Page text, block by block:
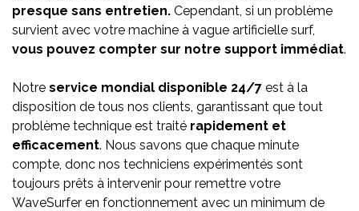
presque sans entretien. Cependant, si un problème
survient avec votre machine à vague artificielle surf,
vous pouvez compter sur notre support immédiat.
Notre service mondial disponible 24/7 est à la
disposition de tous nos clients, garantissant que tout
problème technique est traité rapidement et
efficacement. Nous savons que chaque minute
compte, donc nos techniciens expérimentés sont
toujours prêts à intervenir pour remettre votre
WaveSurfer en fonctionnement avec un minimum de